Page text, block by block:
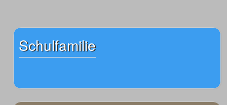
Schulfamilie